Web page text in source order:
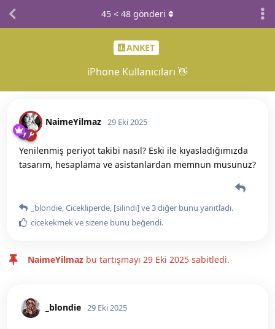
ANKET
iPhone Kullanıcıları 👋
45 < 48 gönderi
NaimeYilmaz 29 Eki 2025
Yenilenmiş periyot takibi nasıl? Eski ile kıyasladığımızda
tasarım, hesaplama ve asistanlardan memnun musunuz?
_blondie,Cicekliperde, [silindi]ve3diğer bunu yanıtladı.
cicekekmekvesizene bunu beğendi.
NaimeYilmaz bu tartışmayı 29 Eki 2025 sabitledi.
_blondie 29 Eki 2025